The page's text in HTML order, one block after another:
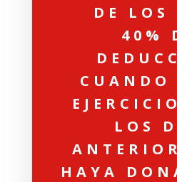
DE LOS
40%
CUANDO
LOS
HAYA